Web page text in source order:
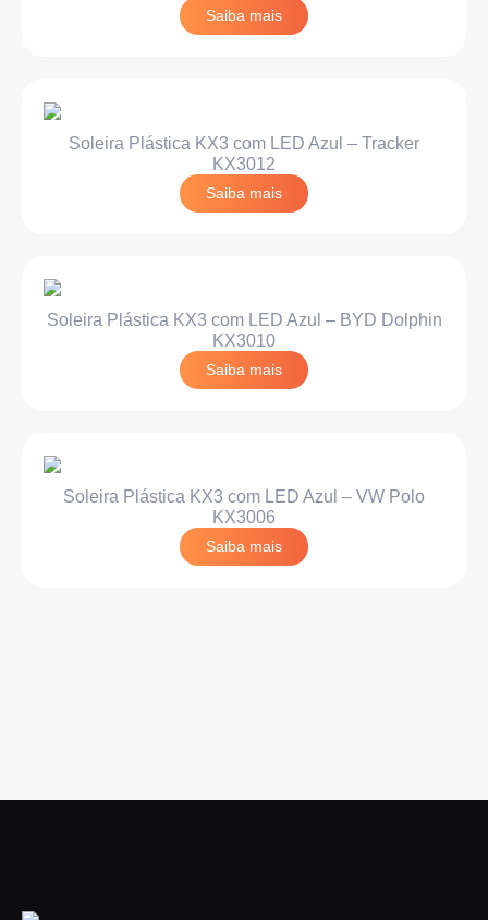
Saiba mais
Soleira Plástica KX3 com LED Azul – Tracker
KX3012
Saiba mais
Soleira Plástica KX3 com LED Azul – BYD Dolphin
KX3010
Saiba mais
Soleira Plástica KX3 com LED Azul – VW Polo
KX3006
Saiba mais